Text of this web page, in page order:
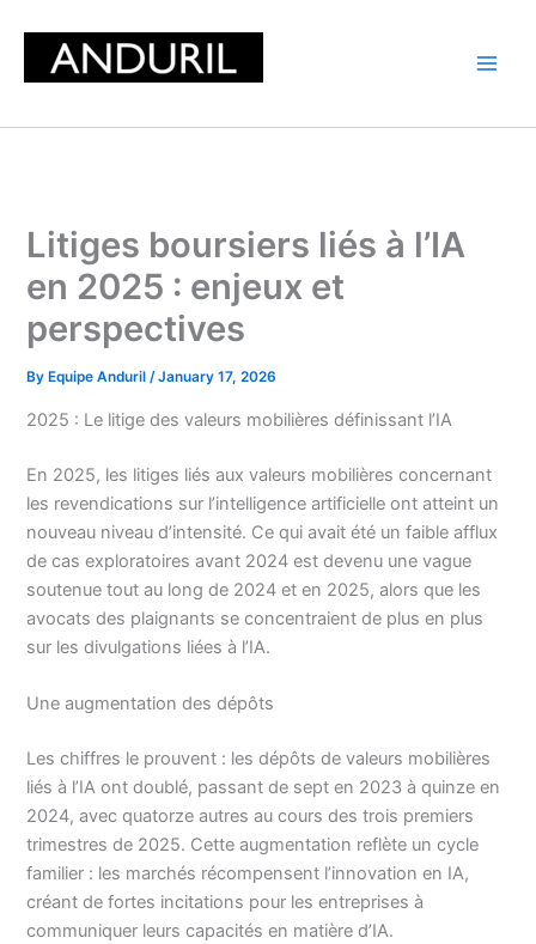
content
Litiges boursiers liés à l’IA
en 2025 : enjeux et
perspectives
By Equipe Anduril/January 17, 2026
2025 : Le litige des valeurs mobilières définissant l’IA
En 2025, les litiges liés aux valeurs mobilières concernant
les revendications sur l’intelligence artificielle ont atteint un
nouveau niveau d’intensité. Ce qui avait été un faible afflux
de cas exploratoires avant 2024 est devenu une vague
soutenue tout au long de 2024 et en 2025, alors que les
avocats des plaignants se concentraient de plus en plus
sur les divulgations liées à l’IA.
Une augmentation des dépôts
Les chiffres le prouvent : les dépôts de valeurs mobilières
liés à l’IA ont doublé, passant de sept en 2023 à quinze en
2024, avec quatorze autres au cours des trois premiers
trimestres de 2025. Cette augmentation reflète un cycle
familier : les marchés récompensent l’innovation en IA,
créant de fortes incitations pour les entreprises à
communiquer leurs capacités en matière d’IA.